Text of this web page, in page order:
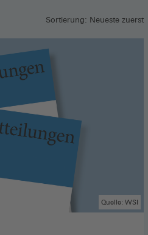
Sortierung: Neueste zuerst
Quelle: WSI